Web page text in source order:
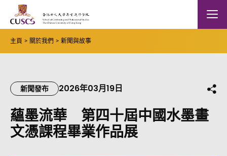
Skip to main content
The Chinese Univeristy of hong Kong Mobile
主頁 關於我們 新聞與故事
新聞發布 2026年03月19日 分
蘊墨流華 第四十屆中國水墨畫
文憑課程畢業作品展